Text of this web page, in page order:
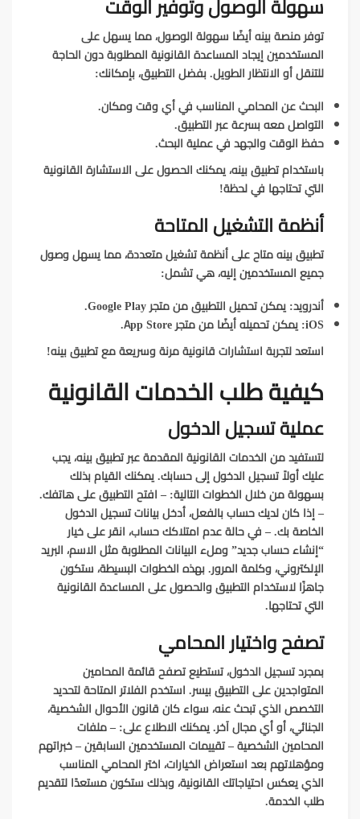
توفر منصة بينه أيضًا سهولة الوصول، مما يسهل على
المستخدمين إيجاد المساعدة القانونية المطلوبة دون الحاجة
للتنقل أو الانتظار الطويل. بفضل التطبيق، بإمكانك:
البحث عن المحامي المناسب في أي وقت ومكان.
التواصل معه بسرعة عبر التطبيق.
حفظ الوقت والجهد في عملية البحث.
باستخدام تطبيق بينه، يمكنك الحصول على الاستشارة القانونية
التي تحتاجها في لحظة!
أنظمة التشغيل المتاحة
تطبيق بينه متاح على أنظمة تشغيل متعددة، مما يسهل وصول
جميع المستخدمين إليه، هي تشمل:
أندرويد: يمكن تحميل التطبيق من متجر Google Play.
iOS: يمكن تحميله أيضًا من متجر App Store.
استعد لتجربة استشارات قانونية مرنة وسريعة مع تطبيق بينه!
كيفية طلب الخدمات القانونية
عملية تسجيل الدخول
لتستفيد من الخدمات القانونية المقدمة عبر تطبيق بينه، يجب
عليك أولاً تسجيل الدخول إلى حسابك. يمكنك القيام بذلك
بسهولة من خلال الخطوات التالية: – افتح التطبيق على هاتفك.
– إذا كان لديك حساب بالفعل، أدخل بيانات تسجيل الدخول
الخاصة بك. – في حالة عدم امتلاكك حساب، انقر على خيار
“إنشاء حساب جديد” وملء البيانات المطلوبة مثل الاسم، البريد
الإلكتروني، وكلمة المرور. بهذه الخطوات البسيطة، ستكون
جاهزًا لاستخدام التطبيق والحصول على المساعدة القانونية
التي تحتاجها.
تصفح واختيار المحامي
بمجرد تسجيل الدخول، تستطيع تصفح قائمة المحامين
المتواجدين على التطبيق بيسر. استخدم الفلاتر المتاحة لتحديد
التخصص الذي تبحث عنه، سواء كان قانون الأحوال الشخصية،
الجنائي، أو أي مجال آخر. يمكنك الاطلاع على: – ملفات
المحامين الشخصية – تقييمات المستخدمين السابقين – خبراتهم
ومؤهلاتهم بعد استعراض الخيارات، اختر المحامي المناسب
الذي يعكس احتياجاتك القانونية، وبذلك ستكون مستعدًا لتقديم
طلب الخدمة.